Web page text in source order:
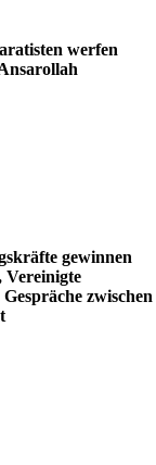
werfen
gewinnen
Vereinigte
zwischen